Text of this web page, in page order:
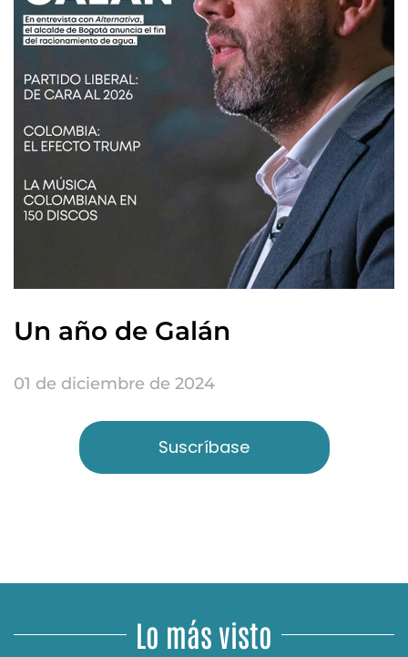
Un año de Galán
01 de diciembre de 2024
Suscríbase
Lo más visto